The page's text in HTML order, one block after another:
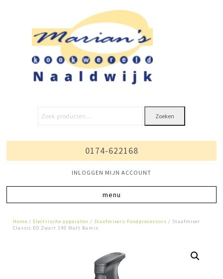
Zoeken
0174-622168
INLOGGEN MIJN ACCOUNT
Home / Electrische apparaten / Staafmixers-Foodprocessors / Staafmixer
Classic EO Zwart 140 Watt Bamix